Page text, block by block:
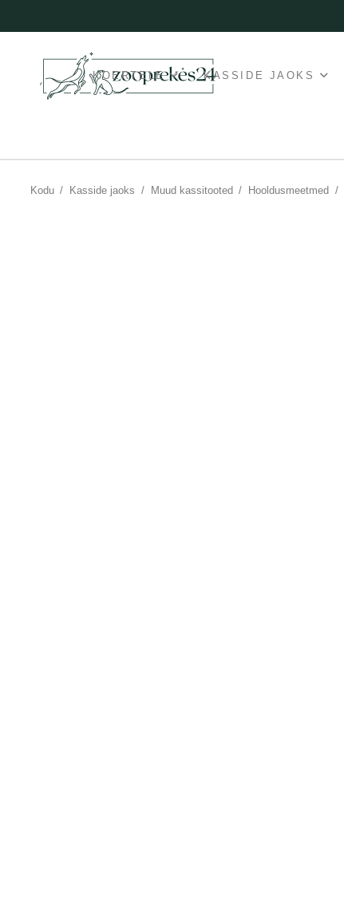
KOERTELE KASSIDE JAOKS
Kodu / Kasside jaoks / Muud kassitooted / Hooldusmeetmed /